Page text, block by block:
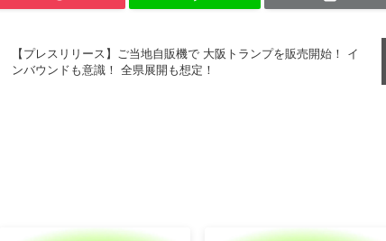
【プレスリリース】ご当地自販機で 大阪トランプを販売開始！ イ
ンバウンドも意識！ 全県展開も想定！